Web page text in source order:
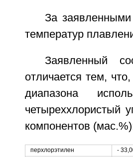
За
температур
Заявленный
отличается тем,
диапазона
четыреххлористый
компонентов
перхлорэтилен
-